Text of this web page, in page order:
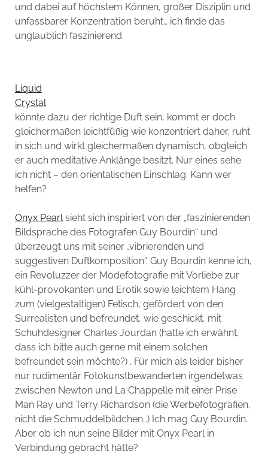
und dabei auf höchstem Können, großer Disziplin und
unfassbarer Konzentration beruht… ich finde das
unglaublich faszinierend.
Liquid
Crystal
könnte dazu der richtige Duft sein, kommt er doch
gleichermaßen leichtfüßig wie konzentriert daher, ruht
in sich und wirkt gleichermaßen dynamisch, obgleich
er auch meditative Anklänge besitzt. Nur eines sehe
ich nicht – den orientalischen Einschlag. Kann wer
helfen?
Onyx Pearlsieht sich inspiriert von der „faszinierenden
Bildsprache des Fotografen Guy Bourdin“ und
überzeugt uns mit seiner „vibrierenden und
suggestiven Duftkomposition“. Guy Bourdin kenne ich,
ein Revoluzzer der Modefotografie mit Vorliebe zur
kühl-provokanten und Erotik sowie leichtem Hang
zum (vielgestaltigen) Fetisch, gefördert von den
Surrealisten und befreundet, wie geschickt, mit
Schuhdesigner Charles Jourdan (hatte ich erwähnt,
dass ich bitte auch gerne mit einem solchen
befreundet sein möchte?) . Für mich als leider bisher
nur rudimentär Fotokunstbewanderten irgendetwas
zwischen Newton und La Chappelle mit einer Prise
Man Ray und Terry Richardson (die Werbefotografien,
nicht die Schmuddelbildchen…) Ich mag Guy Bourdin.
Aber ob ich nun seine Bilder mit Onyx Pearl in
Verbindung gebracht hätte?